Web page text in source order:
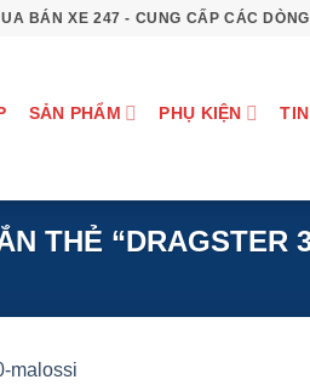
BÁN XE 247 - CUNG CẤP CÁC
SẢN PHẨM PHỤ KIỆN
THẺ “DRAGSTER